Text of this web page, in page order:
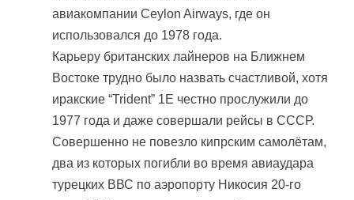
авиакомпании Ceylon Airways, где он
использовался до 1978 года.
Карьеру британских лайнеров на Ближнем
Востоке трудно было назвать счастливой, хотя
иракские “Trident” 1E честно прослужили до
1977 года и даже совершали рейсы в СССР.
Совершенно не повезло кипрским самолётам,
два из которых погибли во время авиаудара
турецких ВВС по аэропорту Никосия 20-го